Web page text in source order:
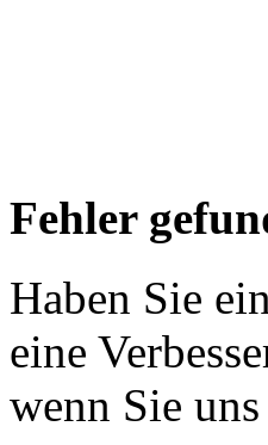
Fehler
Haben Sie
eine
wenn Sie